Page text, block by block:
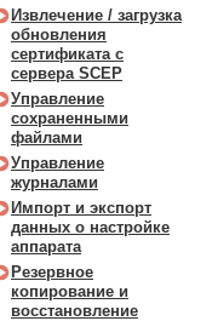
Извлечение / загрузка
обновления
сертификата с
сервера SCEP
Управление
сохраненными
файлами
Управление
журналами
Импорт и экспорт
данных о настройке
аппарата
Резервное
копирование и
восстановление